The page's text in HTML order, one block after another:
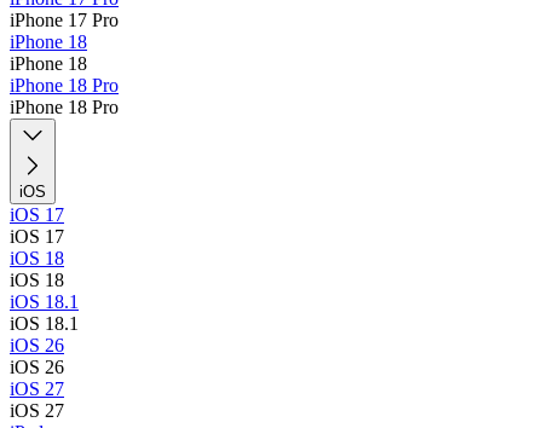
iPhone 17 Pro
iPhone 18
iPhone 18
iPhone 18 Pro
iPhone 18 Pro
iOS
iOS 17
iOS 17
iOS 18
iOS 18
iOS 18.1
iOS 18.1
iOS 26
iOS 26
iOS 27
iOS 27